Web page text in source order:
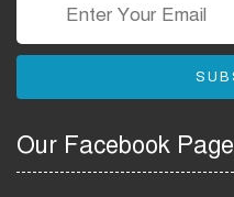
Our Facebook Page